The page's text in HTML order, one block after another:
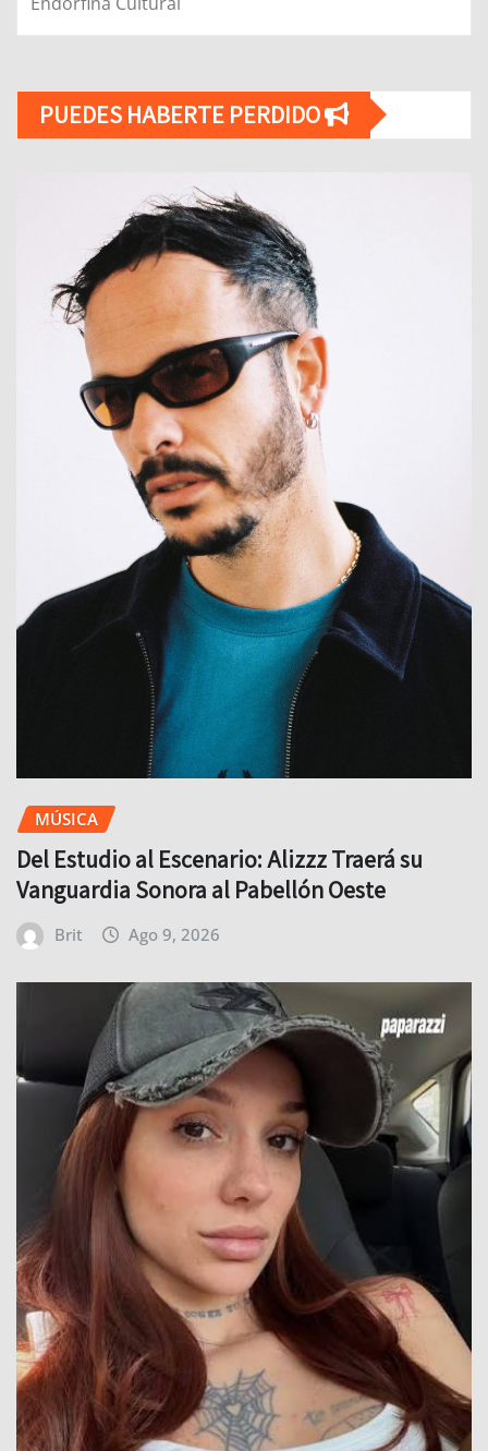
PUEDES HABERTE PERDIDO
MÚSICA
Del Estudio al Escenario: Alizzz Traerá su
Vanguardia Sonora al Pabellón Oeste
Brit Ago 9, 2026